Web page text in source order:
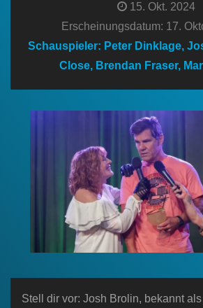
15. Okt. 2024
Erscheinungsdatum: 17.
Schauspieler: Peter Dinklage,
Close, Brendan Fraser,
Stell dir vor: Josh Brolin, bekannt